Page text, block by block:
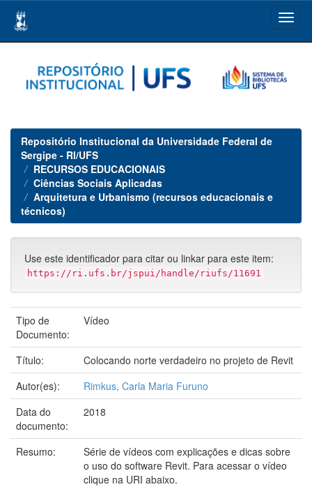
navigation
Repositório Institucional da Universidade Federal de
Sergipe - RI/UFS
RECURSOS EDUCACIONAIS
Ciências Sociais Aplicadas
Arquitetura e Urbanismo (recursos educacionais e
técnicos)
Use este identificador para citar ou linkar para este item:
https://ri.ufs.br/jspui/handle/riufs/11691
Tipo de
Documento:
Vídeo
Título:
Colocando norte verdadeiro no projeto de Revit
Autor(es):
Rimkus, Carla Maria Furuno
Data do
documento:
2018
Resumo:
Série de vídeos com explicações e dicas sobre
o uso do software Revit. Para acessar o vídeo
clique na URI abaixo.